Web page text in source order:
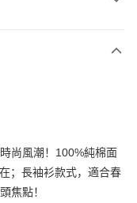
业银行
邦商业银行
商业银行
业银行
商业银行
21家银行
业银行
尚風潮！100%純棉面
；長袖衫款式，適合春
焦點！